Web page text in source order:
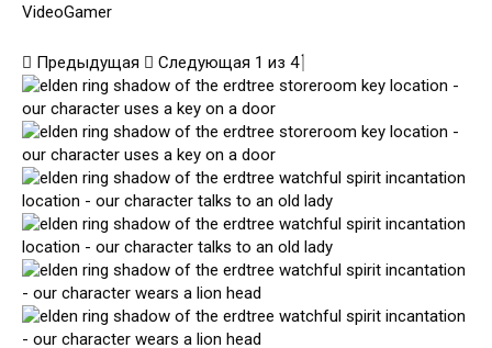
VideoGamer
Предыдущая Следующая 1 из 4